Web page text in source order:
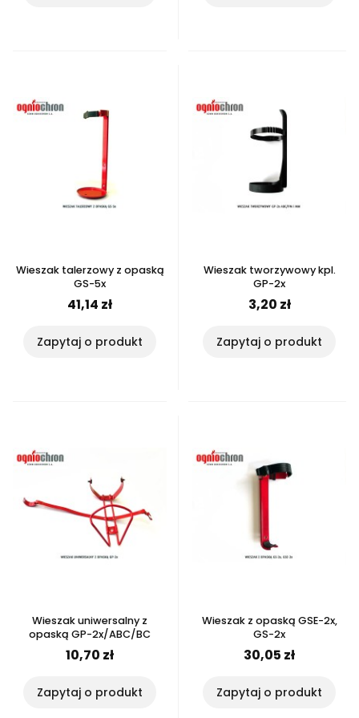
Wieszak talerzowy z opaską
GS-5x
41,14 zł
Zapytaj o produkt
Wieszak tworzywowy kpl.
GP-2x
3,20 zł
Zapytaj o produkt
Wieszak uniwersalny z
opaską GP-2x/ABC/BC
10,70 zł
Zapytaj o produkt
Wieszak z opaską GSE-2x,
GS-2x
30,05 zł
Zapytaj o produkt